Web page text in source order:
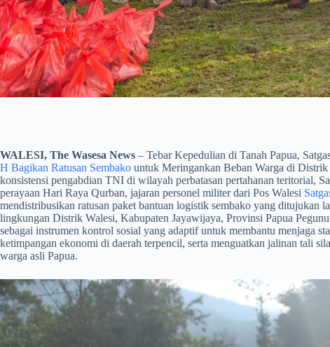
WALESI, The Wasesa News – Tebar Kepedulian di Tanah Papua,
H Bagikan Ratusan Sembako untuk Meringankan Beban Warga di
konsistensi pengabdian TNI di wilayah perbatasan pertahanan teritorial,
perayaan Hari Raya Qurban, jajaran personel militer dari Pos Walesi
mendistribusikan ratusan paket bantuan logistik sembako yang ditujukan
lingkungan Distrik Walesi, Kabupaten Jayawijaya, Provinsi Papua
sebagai instrumen kontrol sosial yang adaptif untuk membantu menjaga
ketimpangan ekonomi di daerah terpencil, serta menguatkan jalinan tali
warga asli Papua.